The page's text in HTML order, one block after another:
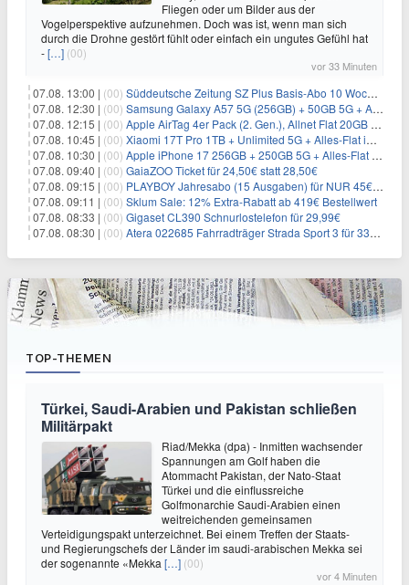
Fliegen oder um Bilder aus der
Vogelperspektive aufzunehmen. Doch was ist, wenn man sich
durch die Drohne gestört fühlt oder einfach ein ungutes Gefühl hat
-[…] (00)
vor 33 Minuten
07.08. 13:00 | (00) Süddeutsche Zeitung SZ Plus Basis-Abo 10 Wochen für 10€
07.08. 12:30 | (00) Samsung Galaxy A57 5G (256GB) + 50GB 5G + Alles-Flat im Vodafone-Netz für 19,99€/Monat – eff. 2,36€/Monat
07.08. 12:15 | (00) Apple AirTag 4er Pack (2. Gen.), Allnet Flat 20GB 5G im Telekom-Netz für 14,99€/Monat – eff. 2,07€/Monat
07.08. 10:45 | (00) Xiaomi 17T Pro 1TB + Unlimited 5G + Alles-Flat im o2 Netz für 29,99€/Monat – eff. 1,15€/Monat
07.08. 10:30 | (00) Apple iPhone 17 256GB + 250GB 5G + Alles-Flat im Telekom-Netz für 34€/Monat – eff. 6,29€/Monat
07.08. 09:40 | (00) GaiaZOO Ticket für 24,50€ statt 28,50€
07.08. 09:15 | (00) PLAYBOY Jahresabo (15 Ausgaben) für NUR 45€ (statt 198€)
07.08. 09:11 | (00) Sklum Sale: 12% Extra-Rabatt ab 419€ Bestellwert
07.08. 08:33 | (00) Gigaset CL390 Schnurlostelefon für 29,99€
07.08. 08:30 | (00) Atera 022685 Fahrradträger Strada Sport 3 für 337,48€
TOP-THEMEN
Türkei, Saudi-Arabien und Pakistan schließen
Militärpakt
Riad/Mekka (dpa) - Inmitten wachsender
Spannungen am Golf haben die
Atommacht Pakistan, der Nato-Staat
Türkei und die einflussreiche
Golfmonarchie Saudi-Arabien einen
weitreichenden gemeinsamen
Verteidigungspakt unterzeichnet. Bei einem Treffen der Staats-
und Regierungschefs der Länder im saudi-arabischen Mekka sei
der sogenannte «Mekka […] (00)
vor 4 Minuten